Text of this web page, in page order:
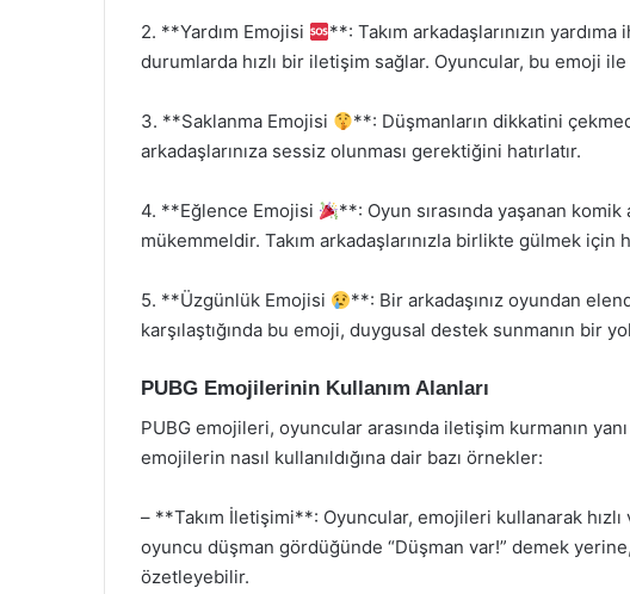
2. **Yardım Emojisi
**: Takım arkadaşlarınızın
durumlarda hızlı bir iletişim sağlar. Oyuncular, bu emoji
3. **Saklanma Emojisi
**: Düşmanların dikkatini
arkadaşlarınıza sessiz olunması gerektiğini hatırlatır.
4. **Eğlence Emojisi
**: Oyun sırasında yaşanan
mükemmeldir. Takım arkadaşlarınızla birlikte gülmek için
5. **Üzgünlük Emojisi
**: Bir arkadaşınız oyundan
karşılaştığında bu emoji, duygusal destek sunmanın bir
PUBG Emojilerinin Kullanım Alanları
PUBG emojileri, oyuncular arasında iletişim kurmanın
emojilerin nasıl kullanıldığına dair bazı örnekler:
– **Takım İletişimi**: Oyuncular, emojileri kullanarak
oyuncu düşman gördüğünde “Düşman var!” demek
özetleyebilir.